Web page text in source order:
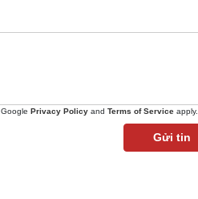
Privacy Policy and Terms of Service apply.
Gửi tin